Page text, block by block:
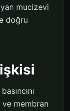
mucizevi
doğru
membran